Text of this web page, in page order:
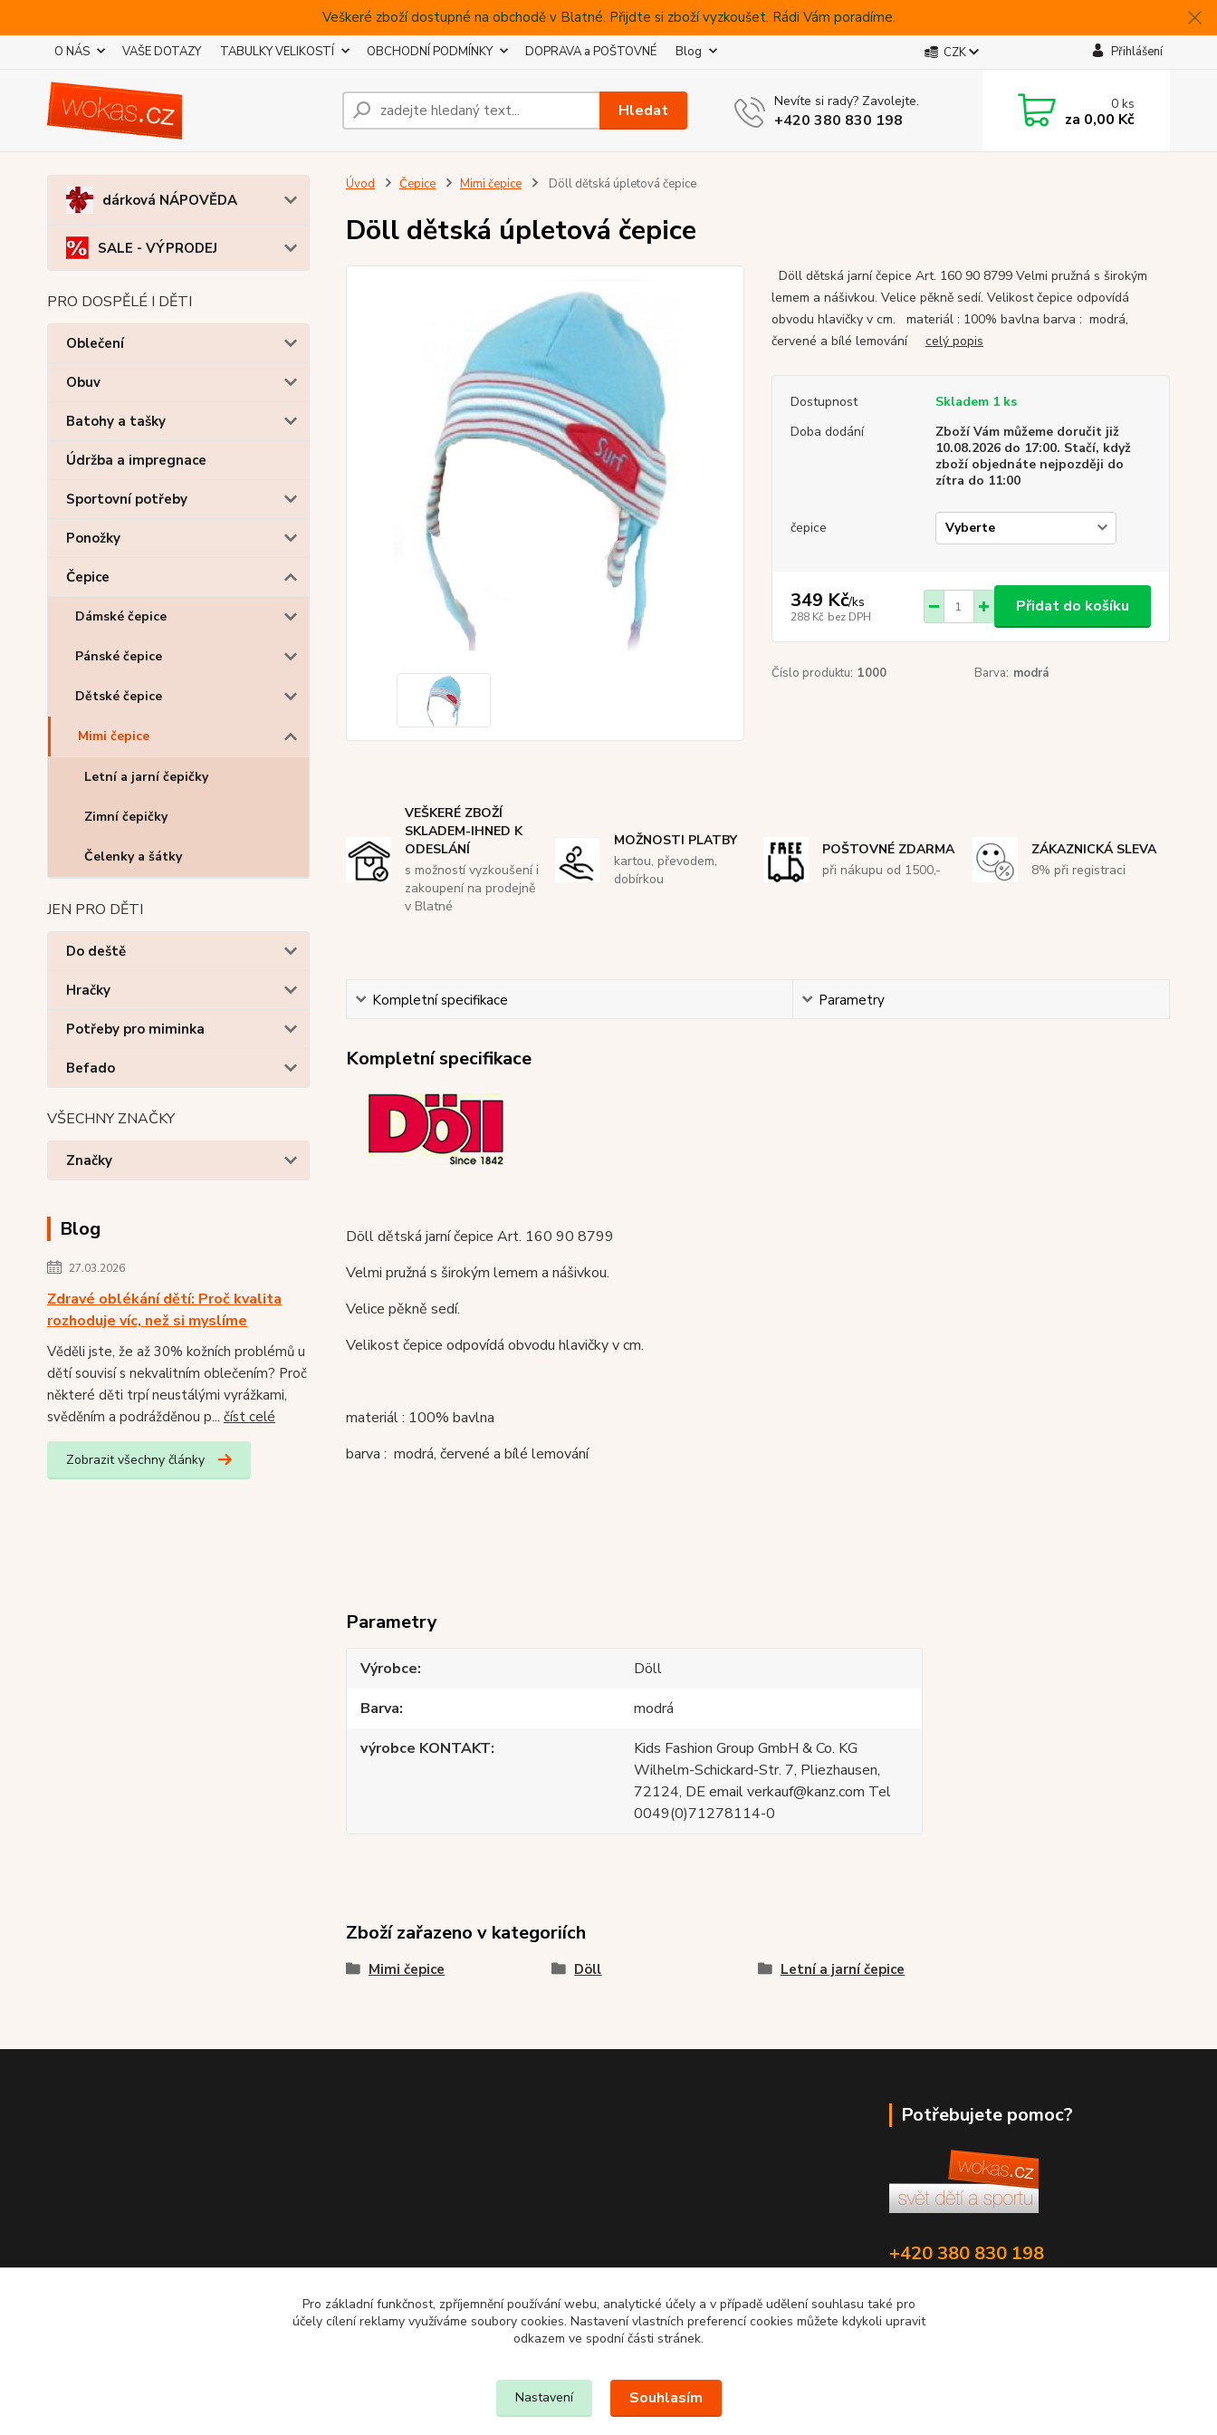
Veškeré zboží dostupné na obchodě v Blatné. Přijdte si zboží vyzkoušet. Rádi Vám poradíme.
O NÁS VAŠE DOTAZY TABULKY VELIKOSTÍ OBCHODNÍ PODMÍNKY DOPRAVA a POŠTOVNÉ Blog CZK Přihlášení
Hledat Nevíte si rady? Zavolejte.
+420 380 830 198
0ks
za 0,00 Kč
dárková NÁPOVĚDA
SALE - VÝPRODEJ
PRO DOSPĚLÉ I DĚTI
Oblečení
Obuv
Batohy a tašky
Údržba a impregnace
Sportovní potřeby
Ponožky
Čepice
Dámské čepice
Pánské čepice
Dětské čepice
Mimi čepice
Letní a jarní čepičky
Zimní čepičky
Čelenky a šátky
JEN PRO DĚTI
Do deště
Hračky
Potřeby pro miminka
Befado
VŠECHNY ZNAČKY
Značky
Blog
27.03.2026
Zdravé oblékání dětí: Proč kvalita
rozhoduje víc, než si myslíme
Věděli jste, že až 30% kožních problémů u
dětí souvisí s nekvalitním oblečením? Proč
některé děti trpí neustálými vyrážkami,
svěděním a podrážděnou p... číst celé
Zobrazit všechny články
Úvod Čepice Mimi čepice Döll dětská úpletová čepice
Döll dětská úpletová čepice
Döll dětská jarní čepice Art. 160 90 8799 Velmi pružná s širokým
lemem a nášivkou. Velice pěkně sedí. Velikost čepice odpovídá
obvodu hlavičky v cm. materiál : 100% bavlna barva : modrá,
červené a bílé lemování celý popis
Dostupnost
Skladem 1 ks
Doba dodání
Zboží Vám můžeme doručit již
10.08.2026 do 17:00. Stačí, když
zboží objednáte nejpozději do
zítra do 11:00
čepice
349 Kč/ks
288 Kč bez DPH
Přidat do košíku
Číslo produktu: 1000 Barva: modrá
VEŠKERÉ ZBOŽÍ
SKLADEM-IHNED K
ODESLÁNÍ
s možností vyzkoušení i
zakoupení na prodejně
v Blatné
MOŽNOSTI PLATBY
kartou, převodem,
dobírkou
POŠTOVNÉ ZDARMA
při nákupu od 1500,-
ZÁKAZNICKÁ SLEVA
8% při registraci
Kompletní specifikace Parametry
Kompletní specifikace
Döll dětská jarní čepice Art. 160 90 8799
Velmi pružná s širokým lemem a nášivkou.
Velice pěkně sedí.
Velikost čepice odpovídá obvodu hlavičky v cm.
materiál : 100% bavlna
barva : modrá, červené a bílé lemování
Parametry
Výrobce
Döll
Barva
modrá
výrobce KONTAKT
Kids Fashion Group GmbH & Co. KG
Wilhelm-Schickard-Str. 7, Pliezhausen,
72124, DE email verkauf@kanz.com Tel
0049(0)71278114-0
Zboží zařazeno v kategoriích
Mimi čepice Döll Letní a jarní čepice
Potřebujete pomoc?
+420 380 830 198
Pro základní funkčnost, zpříjemnění používání webu, analytické účely a v případě udělení souhlasu také pro
účely cílení reklamy využíváme soubory cookies. Nastavení vlastních preferencí cookies můžete kdykoli upravit
odkazem ve spodní části stránek.
Nastavení Souhlasím